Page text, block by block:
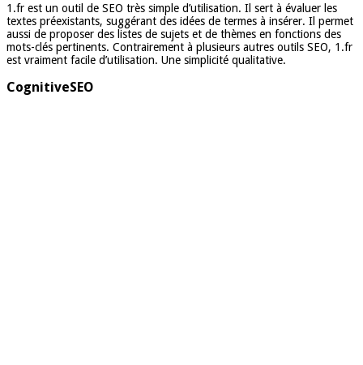
1.fr est un outil de SEO très simple d’utilisation. Il sert à évaluer les
textes préexistants, suggérant des idées de termes à insérer. Il permet
aussi de proposer des listes de sujets et de thèmes en fonctions des
mots-clés pertinents. Contrairement à plusieurs autres outils SEO, 1.fr
est vraiment facile d’utilisation. Une simplicité qualitative.
CognitiveSEO